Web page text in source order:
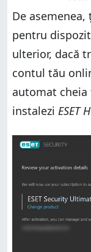
De
pentru
ulterior, dacă
contul tău
automat cheia
instalezi ESET